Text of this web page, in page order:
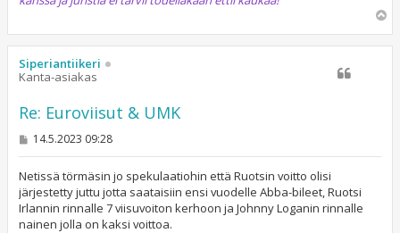
ö
Siperiantiikeri
Kanta-asiakas
Re: Euroviisut & UMK
V
s
t
i
14.5.2023 09:28
Netissä törmäsin jo spekulaatiohin että Ruotsin voitto olisi
järjestetty juttu jotta saataisiin ensi vuodelle Abba-bileet, Ruotsi
Irlannin rinnalle 7 viisuvoiton kerhoon ja Johnny Loganin rinnalle
nainen jolla on kaksi voittoa.